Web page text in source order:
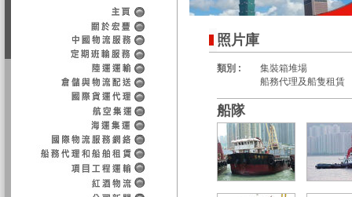
照片庫
類別 : 集裝箱堆場
船務代理及船隻租賃
船隊